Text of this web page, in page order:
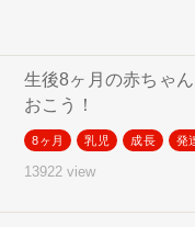
生後8ヶ月の赤ちゃ
おこう！
8ヶ月 乳児 成長 発
13922 view